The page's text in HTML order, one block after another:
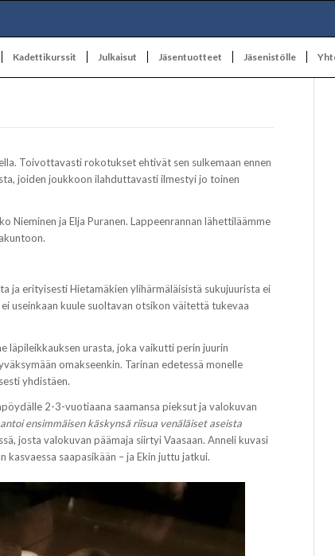
Kadettikurssit Julkaisut Jäsentuotteet Jäsenistölle
Toivottavasti rokotukset ehtivät sen sulkemaan ennen
joiden joukkoon ilahduttavasti ilmestyi jo toinen
Nieminen ja Elja Puranen. Lappeenrannan lähettiläämme
ja erityisesti Hietamäkien ylihärmäläisistä sukujuurista ei
useinkaan kuule suoltavan otsikon väitettä tukevaa
läpileikkauksen urasta, joka vaikutti perin juurin
omakseenkin. Tarinan edetessä monelle
yhdistäen.
2-3-vuotiaana saamansa pieksut ja valokuvan
ensimmäisen käskynsä riisua venäläiset aseista
josta valokuvan päämaja siirtyi Vaasaan. Anneli kuvasi
saapasikään – ja Ekin juttu jatkui.